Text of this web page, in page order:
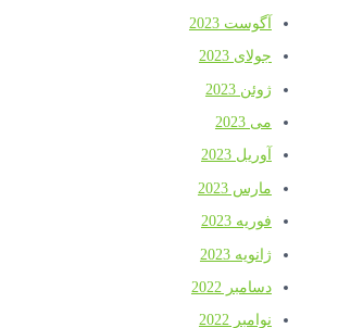
آگوست 2023
جولای 2023
ژوئن 2023
می 2023
آوریل 2023
مارس 2023
فوریه 2023
ژانویه 2023
دسامبر 2022
نوامبر 2022